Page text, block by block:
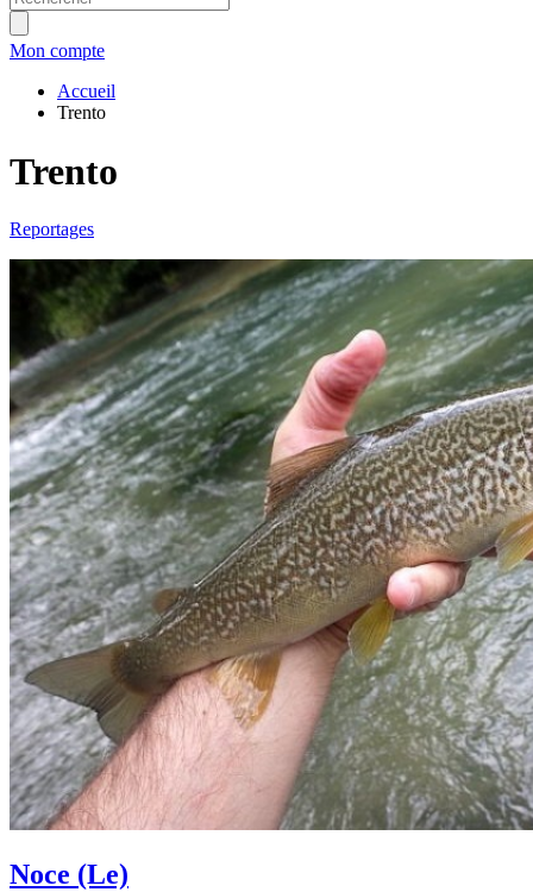
Mon compte
Accueil
Trento
Trento
Reportages
Noce (Le)